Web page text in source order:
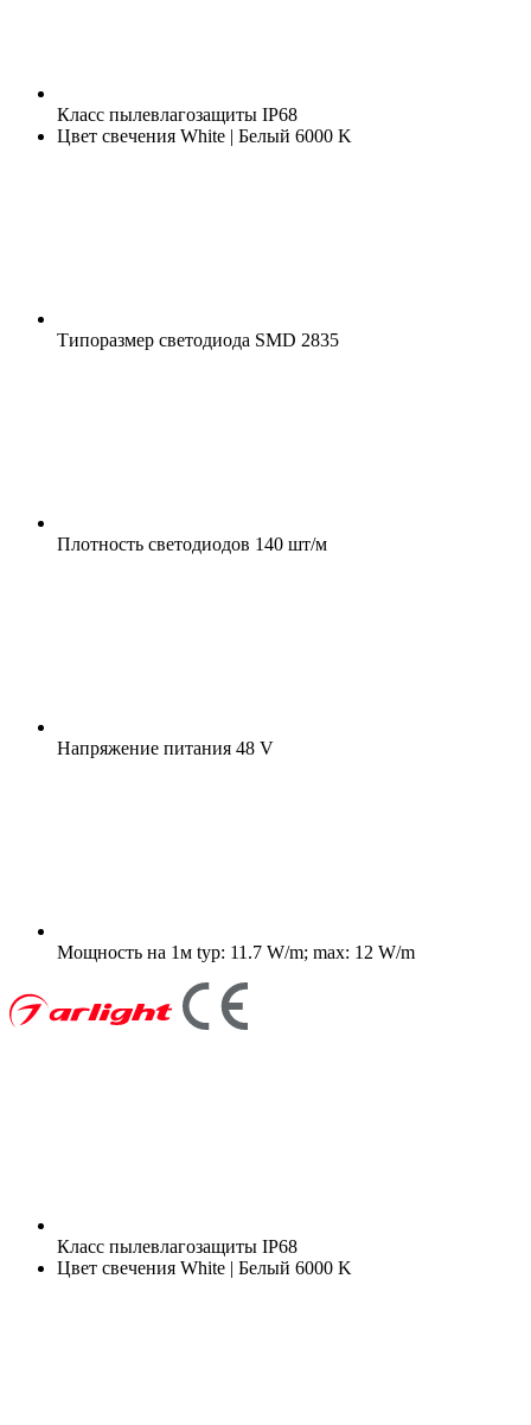
Класс пылевлагозащиты IP68
Цвет свечения White | Белый 6000 K
Типоразмер светодиода SMD 2835
Плотность светодиодов 140 шт/м
Напряжение питания 48 V
Мощность на 1м typ: 11.7 W/m; max: 12 W/m
Класс пылевлагозащиты IP68
Цвет свечения White | Белый 6000 K